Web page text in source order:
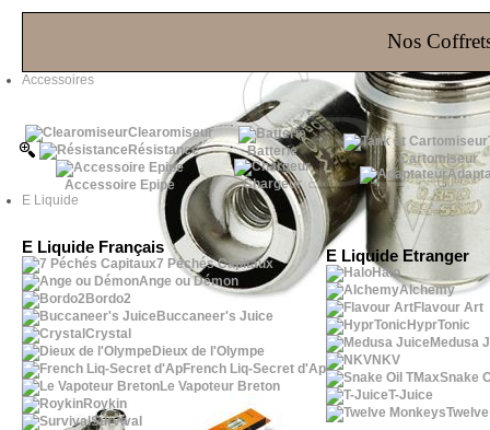
Nos
Accessoires
Clearomiseur
Résistance
Accessoire Epipe
Batterie
Chargeur
Cartomiseur
E Liquide
E Liquide Français
7 Péchés Capitaux
Ange ou Démon
Bordo2
Buccaneer's Juice
Crystal
Dieux de l'Olympe
French Liq-Secret d'Ap
Le Vapoteur Breton
Roykin
Survival
E Liquide Etranger
Halo
Alchemy
Flavour Art
HyprTonic
Medusa
NKV
Snake
T-Juice